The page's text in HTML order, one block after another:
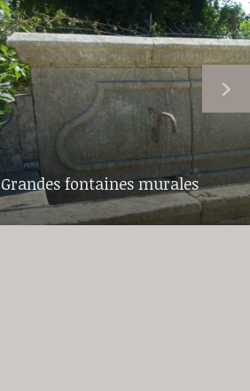
Grandes fontaines murales